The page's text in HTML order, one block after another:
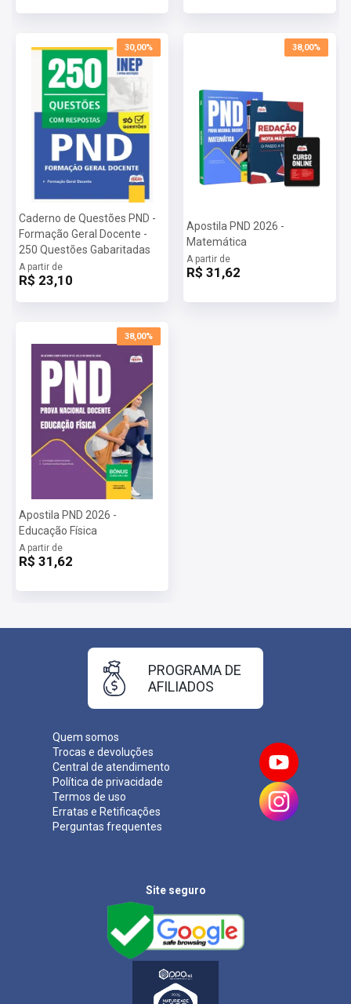
30,00%
Caderno de Questões PND -
Formação Geral Docente -
250 Questões Gabaritadas
A partir de
R$ 23,10
38,00%
Apostila PND 2026 -
Matemática
A partir de
R$ 31,62
38,00%
Apostila PND 2026 -
Educação Física
A partir de
R$ 31,62
Quem somos
Trocas e devoluções
Central de atendimento
Política de privacidade
Termos de uso
Erratas e Retificações
Perguntas frequentes
PROGRAMA DE
AFILIADOS
Site seguro